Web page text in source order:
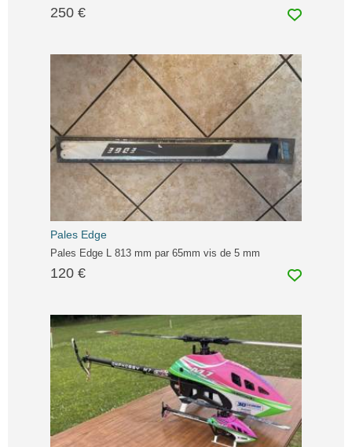
250 €
Pales Edge
Pales Edge L 813 mm par 65mm vis de 5 mm
120 €